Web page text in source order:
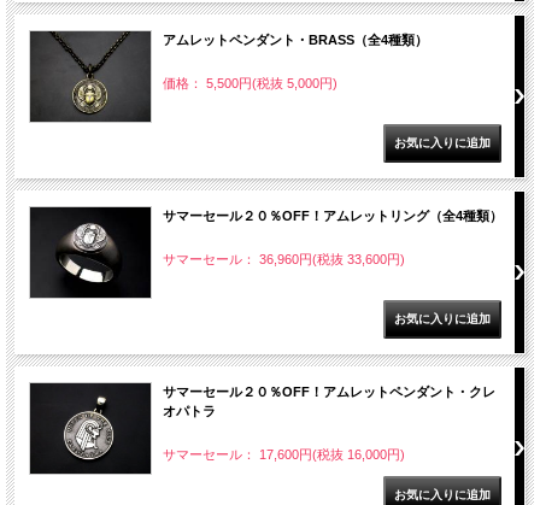
アムレットペンダント・BRASS（全4種類）
価格： 5,500円(税抜 5,000円)
サマーセール２０％OFF！アムレットリング（全4種類）
サマーセール： 36,960円(税抜 33,600円)
サマーセール２０％OFF！アムレットペンダント・クレ
オパトラ
サマーセール： 17,600円(税抜 16,000円)